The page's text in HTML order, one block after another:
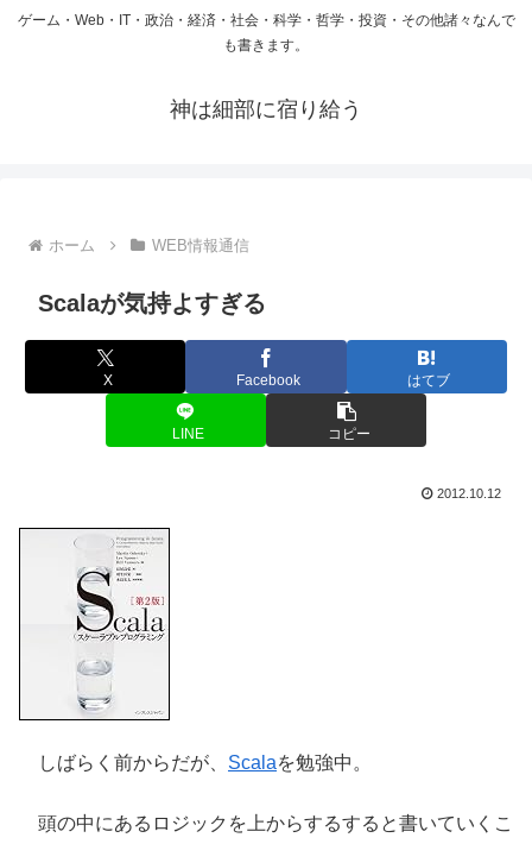
ゲーム・Web・IT・政治・経済・社会・科学・哲学・投資・その他諸々なんで
も書きます。
神は細部に宿り給う
ホーム WEB情報通信
Scalaが気持よすぎる
X Facebook はてブ
LINE コピー
2012.10.12
しばらく前からだが、 Scalaを勉強中。
頭の中にあるロジックを上からするすると書いていくこ